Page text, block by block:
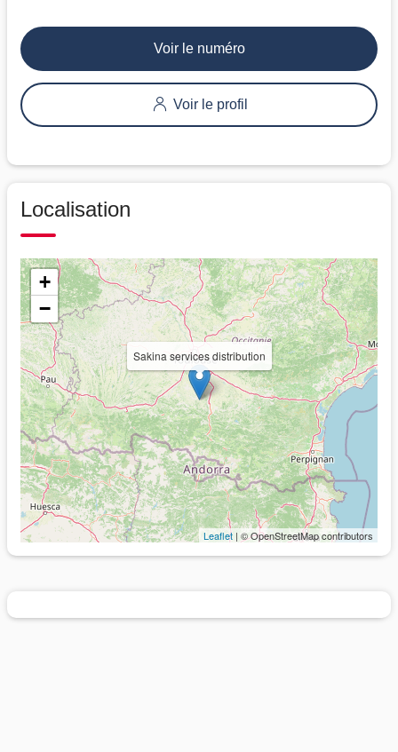
Voir le numéro
Voir le profil
Localisation
Sakina services distribution
+
−
Leaflet | © OpenStreetMap contributors